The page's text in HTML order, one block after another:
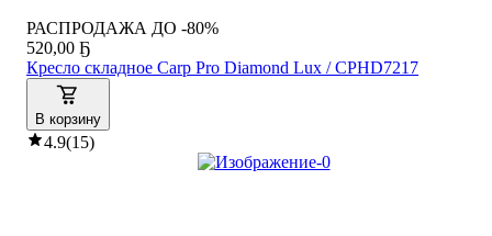
РАСПРОДАЖА ДО -80%
520,00 Ҕ
Кресло складное Carp Pro Diamond Lux / CPHD7217
В корзину
4.9(15)